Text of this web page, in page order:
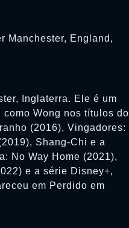
Manchester, England,
Inglaterra. Ele é um
Wong nos títulos do
(2016), Vingadores:
Shang-Chi e a
No Way Home (2021),
e a série Disney+,
em Perdido em